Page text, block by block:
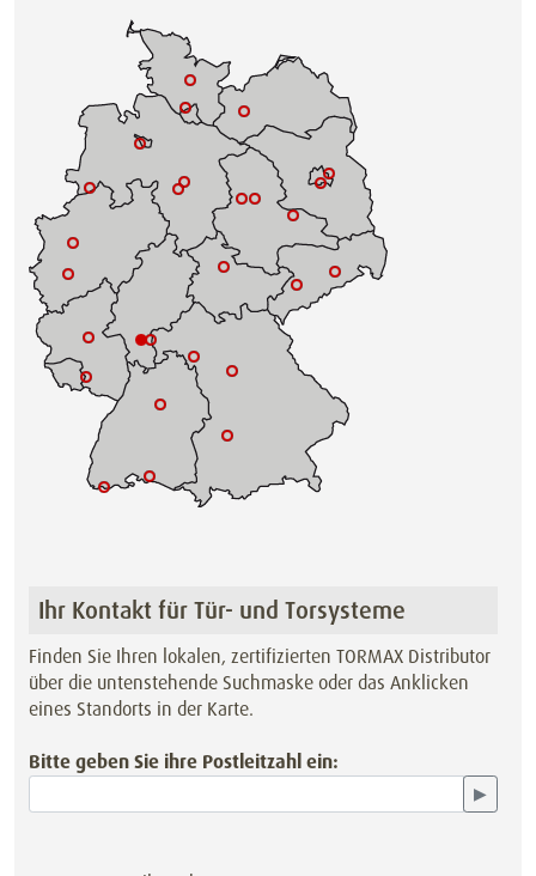
Ihr Kontakt für Tür- und Torsysteme
Finden Sie Ihren lokalen, zertifizierten TORMAX Distributor
über die untenstehende Suchmaske oder das Anklicken
eines Standorts in der Karte.
Bitte geben Sie ihre Postleitzahl ein:
▶